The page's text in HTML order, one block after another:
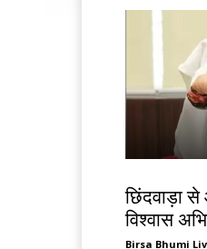
छिंदवाड़ा
विश्वास
Birsa Bhumi